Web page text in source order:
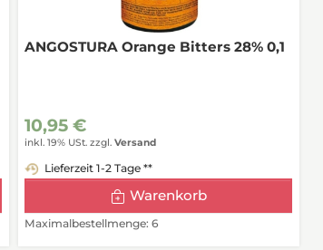
ANGOSTURA Orange Bitters 28% 0,1
10,95 €
inkl. 19% USt. zzgl.Versand
Lieferzeit 1-2 Tage **
Warenkorb
Maximalbestellmenge: 6